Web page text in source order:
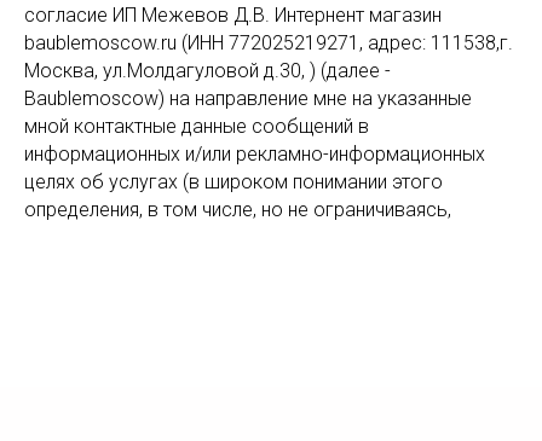
согласие ИП Межевов Д.В. Интернент магазин
baublemoscow.ru (ИНН 772025219271, адрес: 111538,г.
Москва, ул.Молдагуловой д.30, ) (далее -
Baublemoscow) на направление мне на указанные
мной контактные данные сообщений в
информационных и/или рекламно-информационных
целях об услугах (в широком понимании этого
определения, в том числе, но не ограничиваясь,